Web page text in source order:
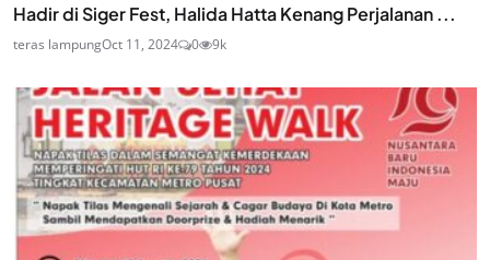
Hadir di Siger Fest, Halida Hatta Kenang Perjalanan ...
teras lampungOct 11, 2024 0 9k